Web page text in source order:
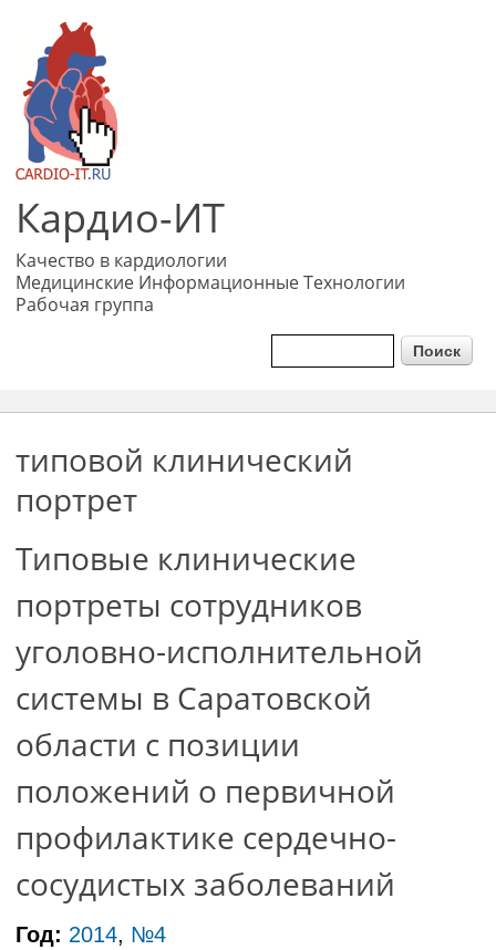
Кардио-ИТ
Качество в кардиологии
Медицинские Информационные Технологии
Рабочая группа
Форма поиска
типовой клинический
портрет
Типовые клинические
портреты сотрудников
уголовно-исполнительной
системы в Саратовской
области с позиции
положений о первичной
профилактике сердечно-
сосудистых заболеваний
Год: 2014, №4